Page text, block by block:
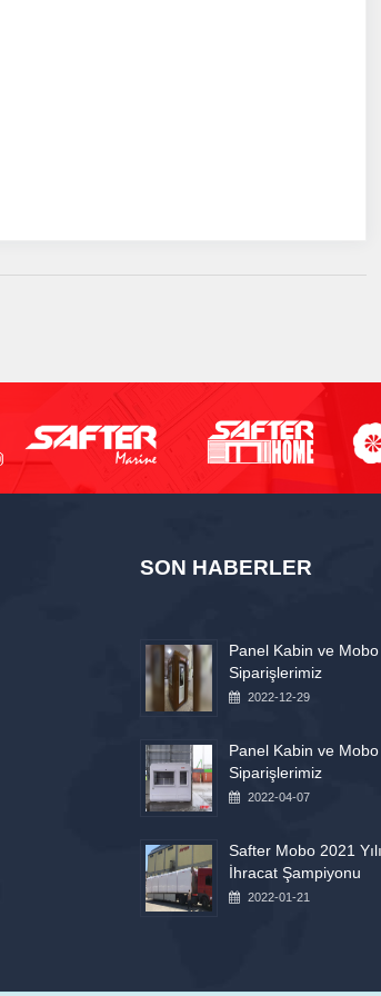
SON HABERLER
Panel Kabin ve
Siparişlerimiz
2022-12-29
Panel Kabin ve
Siparişlerimiz
2022-04-07
Safter Mobo 2021
İhracat Şampiyonu
2022-01-21